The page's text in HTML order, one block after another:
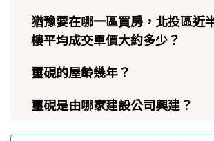
猶豫要在哪一區買房，北投區近
樓平均成交單價大約多少？
璽硯的屋齡幾年？
璽硯是由哪家建設公司興建？